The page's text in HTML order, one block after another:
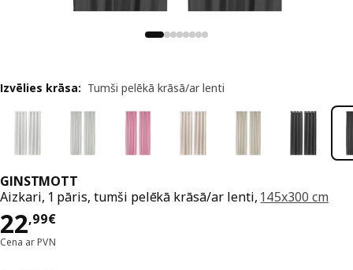
GINSTMOTT
Aizkari, 1 pāris, tumši pelēkā krāsā/ar lenti, 145x300 cm
22,99€
Cena 22,99€
Cena ar PVN
Izvēlies krāsa: Tumši pelēkā krāsā/ar lenti